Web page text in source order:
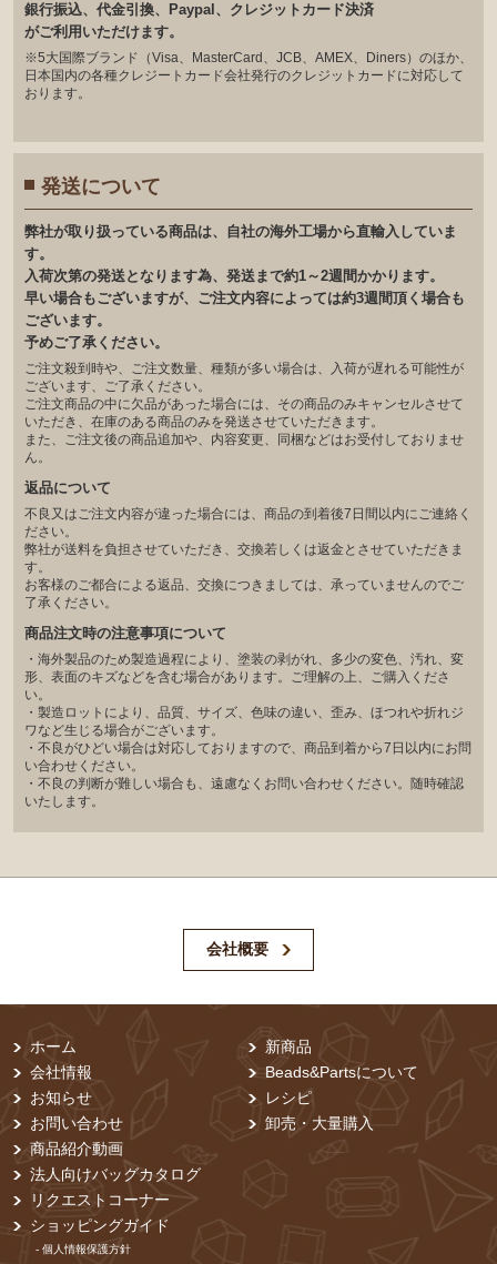
銀⾏振込、代⾦引換、Paypal、クレジットカード決済
がご利⽤いただけます。
※5大国際ブランド（Visa、MasterCard、JCB、AMEX、Diners）のほか、
日本国内の各種クレジートカード会社発行のクレジットカードに対応して
おります。
発送について
弊社が取り扱っている商品は、自社の海外工場から直輸入していま
す。
入荷次第の発送となります為、発送まで約1～2週間かかります。
早い場合もございますが、ご注文内容によっては約3週間頂く場合も
ございます。
予めご了承ください。
ご注文殺到時や、ご注文数量、種類が多い場合は、入荷が遅れる可能性が
ございます、ご了承ください。
ご注文商品の中に欠品があった場合には、その商品のみキャンセルさせて
いただき、在庫のある商品のみを発送させていただきます。
また、ご注文後の商品追加や、内容変更、同梱などはお受付しておりませ
ん。
返品について
不良又はご注文内容が違った場合には、商品の到着後7日間以内にご連絡く
ださい。
弊社が送料を負担させていただき、交換若しくは返金とさせていただきま
す。
お客様のご都合による返品、交換につきましては、承っていませんのでご
了承ください。
商品注文時の注意事項について
・海外製品のため製造過程により、塗装の剥がれ、多少の変色、汚れ、変
形、表面のキズなどを含む場合があります。ご理解の上、ご購入くださ
い。
・製造ロットにより、品質、サイズ、色味の違い、歪み、ほつれや折れジ
ワなど生じる場合がございます。
・不良がひどい場合は対応しておりますので、商品到着から7日以内にお問
い合わせください。
・不良の判断が難しい場合も、遠慮なくお問い合わせください。随時確認
いたします。
会社概要
ホーム
会社情報
お知らせ
お問い合わせ
商品紹介動画
法人向けバッグカタログ
リクエストコーナー
新商品
Beads&Partsについて
レシピ
卸売・⼤量購⼊
ショッピングガイド
- 個⼈情報保護⽅針